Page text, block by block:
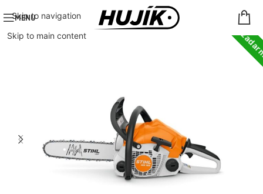
Skip to navigation
Skip to main content
MENU